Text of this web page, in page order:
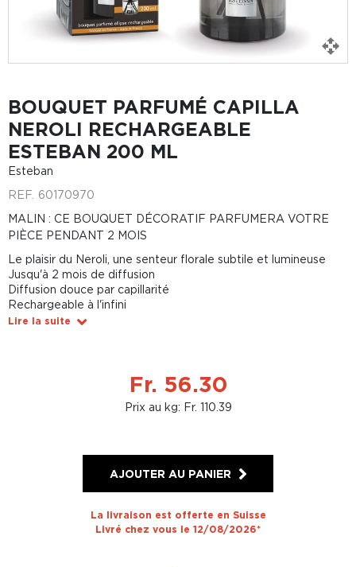
BOUQUET PARFUMÉ CAPILLA
NEROLI RECHARGEABLE
ESTEBAN 200 ML
Esteban
REF. 60170970
MALIN : CE BOUQUET DÉCORATIF PARFUMERA VOTRE
PIÈCE PENDANT 2 MOIS
Le plaisir du Neroli, une senteur florale subtile et lumineuse
Jusqu'à 2 mois de diffusion
Diffusion douce par capillarité
Rechargeable à l'infini
Lire la suite
Fr. 56.30
Prix au kg: Fr. 110.39
AJOUTER AU PANIER
La livraison est offerte en Suisse
Livré chez vous le 12/08/2026*